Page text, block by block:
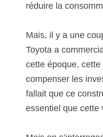
réduire la
Mais, il y a une
Toyota a
cette époque,
compenser les
fallait que ce
essentiel que cette